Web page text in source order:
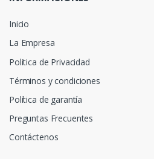
Inicio
La Empresa
Politica de Privacidad
Términos y condiciones
Política de garantía
Preguntas Frecuentes
Contáctenos